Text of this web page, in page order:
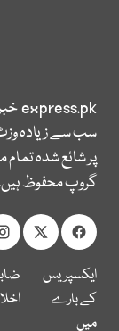
express.pk
سب سے زیادہ
پر شائع شدہ
گروپ محفوظ
ایکسپریس
کے بارے
میں